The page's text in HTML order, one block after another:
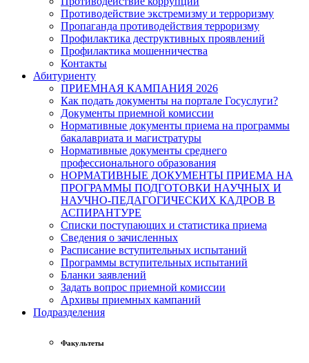
Противодействие экстремизму и терроризму
Пропаганда противодействия терроризму
Профилактика деструктивных проявлений
Профилактика мошенничества
Контакты
Абитуриенту
ПРИЕМНАЯ КАМПАНИЯ 2026
Как подать документы на портале Госуслуги?
Документы приемной комиссии
Нормативные документы приема на программы
бакалавриата и магистратуры
Нормативные документы среднего
профессионального образования
НОРМАТИВНЫЕ ДОКУМЕНТЫ ПРИЕМА НА
ПРОГРАММЫ ПОДГОТОВКИ НАУЧНЫХ И
НАУЧНО-ПЕДАГОГИЧЕСКИХ КАДРОВ В
АСПИРАНТУРЕ
Списки поступающих и статистика приема
Сведения о зачисленных
Расписание вступительных испытаний
Программы вступительных испытаний
Бланки заявлений
Задать вопрос приемной комиссии
Архивы приемных кампаний
Подразделения
Факультеты